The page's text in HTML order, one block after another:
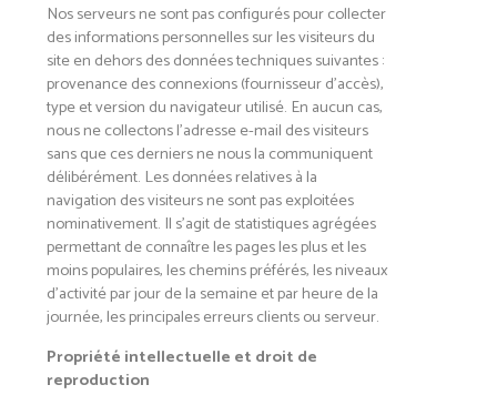
Nos serveurs ne sont pas configurés pour collecter
des informations personnelles sur les visiteurs du
site en dehors des données techniques suivantes :
provenance des connexions (fournisseur d’accès),
type et version du navigateur utilisé. En aucun cas,
nous ne collectons l’adresse e-mail des visiteurs
sans que ces derniers ne nous la communiquent
délibérément. Les données relatives à la
navigation des visiteurs ne sont pas exploitées
nominativement. Il s’agit de statistiques agrégées
permettant de connaître les pages les plus et les
moins populaires, les chemins préférés, les niveaux
d’activité par jour de la semaine et par heure de la
journée, les principales erreurs clients ou serveur.
Propriété intellectuelle et droit de
reproduction